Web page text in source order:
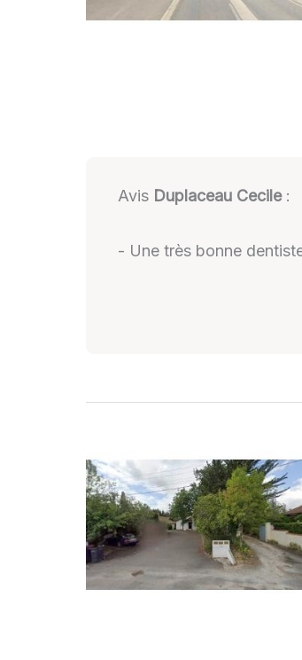
Avis Duplaceau Cecile:
- Une très bonne